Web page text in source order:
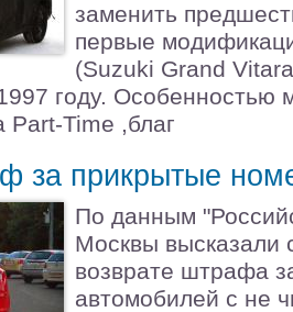
заменить
первые
(Suzuki Grand
году. Особенностью
Part-Time ,благ
за прикрытые
По данным
Москвы высказали
возврате штрафа
автомобилей с не